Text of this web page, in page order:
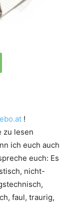
!
zu lesen
ich euch auch
euch: Es
nicht-
faul, traurig,